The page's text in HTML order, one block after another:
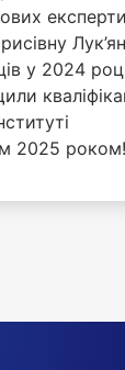
у 2024
2025 роком!